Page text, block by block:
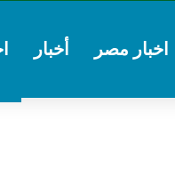
اخبار مصر أخبار